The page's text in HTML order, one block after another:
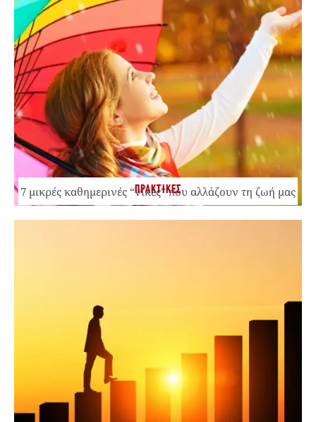
ΠΡΑΚΤΙΚΕΣ
7 μικρές καθημερινές “νίκες” που αλλάζουν τη ζωή μας